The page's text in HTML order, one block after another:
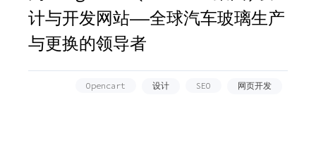
计与开发网站——全球汽车玻璃生产
与更换的领导者
Opencart 设计 SEO 网页开发